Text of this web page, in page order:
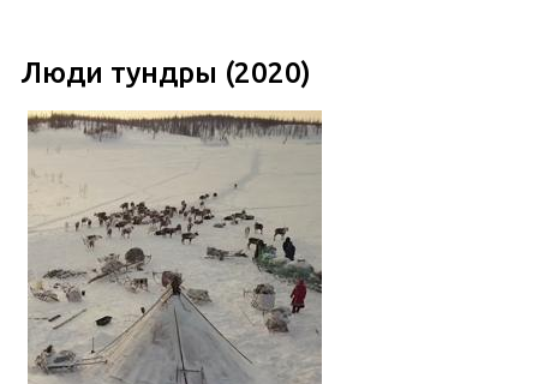
Люди тундры (2020)